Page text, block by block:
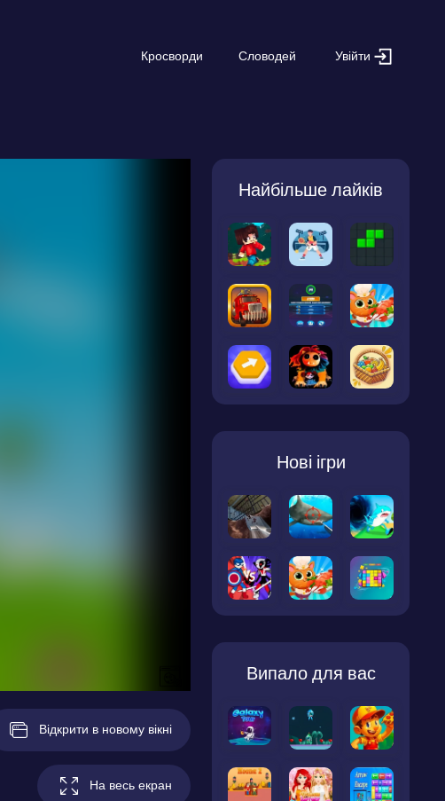
Кросворди Словодей Увійти
Відкрити в новому вікні
На весь екран
Найбільше лайків
Нові ігри
Випало для вас